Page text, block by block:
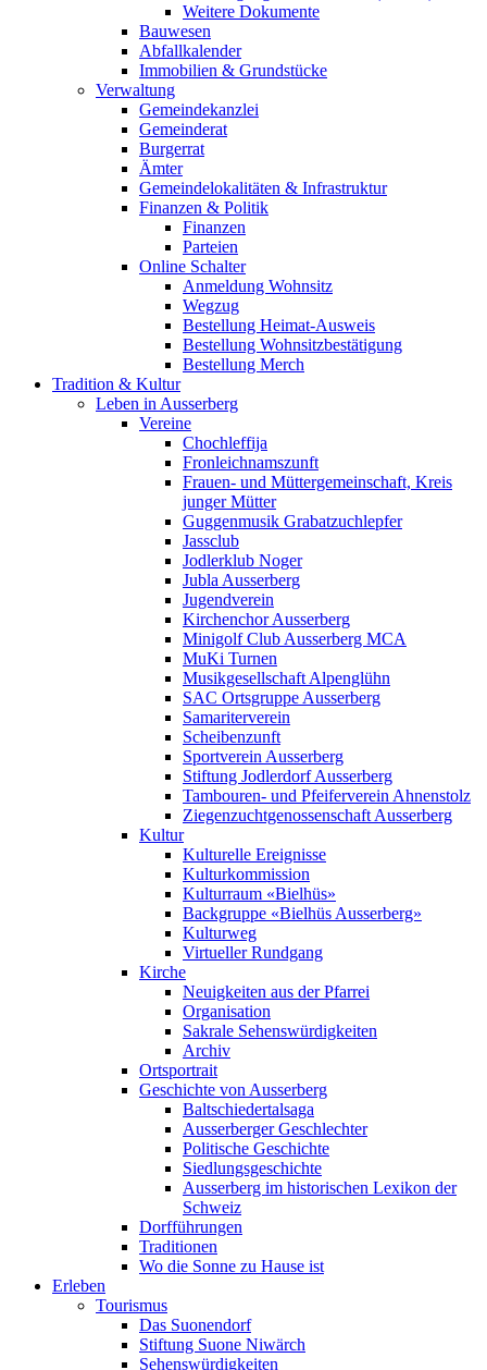
Weitere Dokumente
Bauwesen
Abfallkalender
Immobilien & Grundstücke
Verwaltung
Gemeindekanzlei
Gemeinderat
Burgerrat
Ämter
Gemeindelokalitäten & Infrastruktur
Finanzen & Politik
Finanzen
Parteien
Online Schalter
Anmeldung Wohnsitz
Wegzug
Bestellung Heimat-Ausweis
Bestellung Wohnsitzbestätigung
Bestellung Merch
Tradition & Kultur
Leben in Ausserberg
Vereine
Chochleffija
Fronleichnamszunft
Frauen- und Müttergemeinschaft, Kreis
junger Mütter
Guggenmusik Grabatzuchlepfer
Jassclub
Jodlerklub Noger
Jubla Ausserberg
Jugendverein
Kirchenchor Ausserberg
Minigolf Club Ausserberg MCA
MuKi Turnen
Musikgesellschaft Alpenglühn
SAC Ortsgruppe Ausserberg
Samariterverein
Scheibenzunft
Sportverein Ausserberg
Stiftung Jodlerdorf Ausserberg
Tambouren- und Pfeiferverein Ahnenstolz
Ziegenzuchtgenossenschaft Ausserberg
Kultur
Kulturelle Ereignisse
Kulturkommission
Kulturraum «Bielhüs»
Backgruppe «Bielhüs Ausserberg»
Kulturweg
Virtueller Rundgang
Kirche
Neuigkeiten aus der Pfarrei
Organisation
Sakrale Sehenswürdigkeiten
Archiv
Ortsportrait
Geschichte von Ausserberg
Baltschiedertalsaga
Ausserberger Geschlechter
Politische Geschichte
Siedlungsgeschichte
Ausserberg im historischen Lexikon der
Schweiz
Dorfführungen
Traditionen
Wo die Sonne zu Hause ist
Erleben
Tourismus
Das Suonendorf
Stiftung Suone Niwärch
Sehenswürdigkeiten